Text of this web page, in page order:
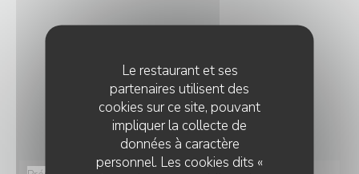
Le restaurant et ses
partenaires utilisent des
cookies sur ce site, pouvant
impliquer la collecte de
données à caractère
personnel. Les cookies dits «
Vous désirez nous contacter ?
Remplissez le formulaire ci-dessous !